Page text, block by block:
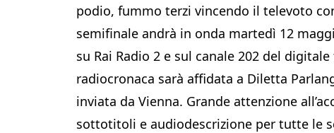
podio, fummo terzi vincendo il televoto
semifinale andrà in onda martedì 12
su Rai Radio 2 e sul canale 202 del
radiocronaca sarà affidata a Diletta
inviata da Vienna. Grande attenzione
sottotitoli e audiodescrizione per tutte le